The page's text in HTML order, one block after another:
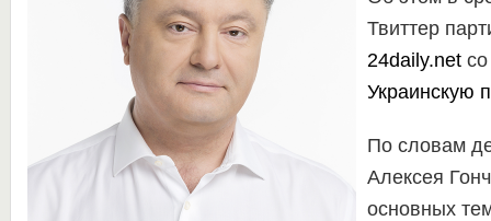
Твиттер
24daily.netсо
Украинскую
По словам
Алексея
основных